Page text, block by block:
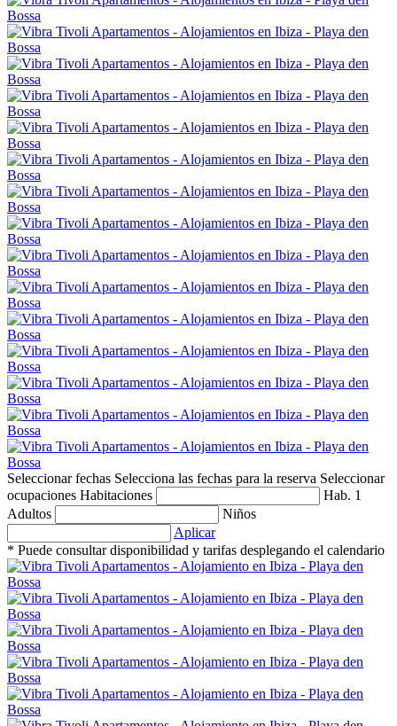
Seleccionar fechas Selecciona las fechas para la reserva Seleccionar
ocupaciones Habitaciones
Hab. 1
Adultos
Niños
Aplicar
* Puede consultar disponibilidad y tarifas desplegando el calendario